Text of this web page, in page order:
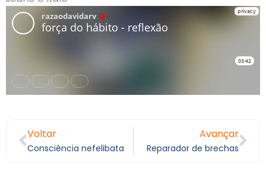
Voltar
Consciência nefelibata
Avançar
Reparador de brechas